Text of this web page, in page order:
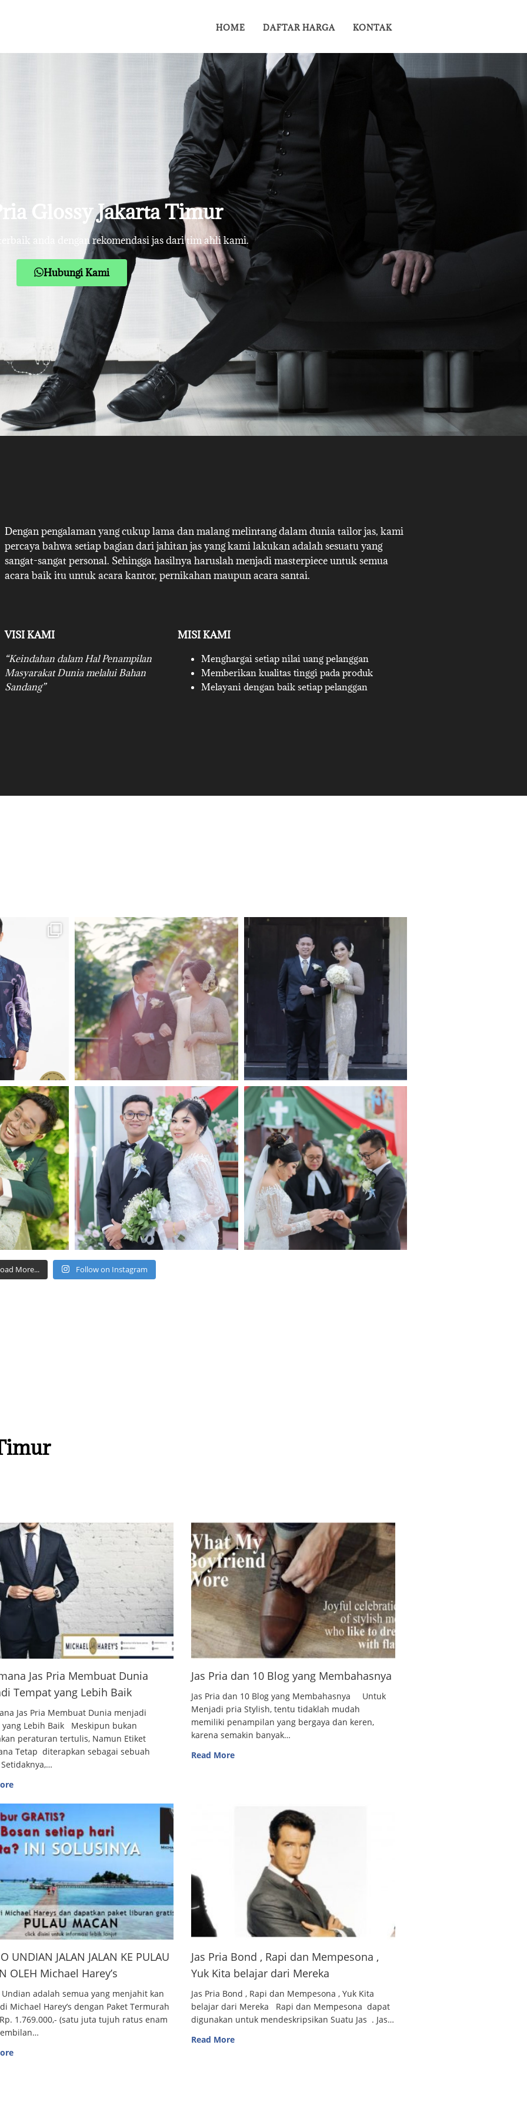
HOME DAFTAR HARGA KONTAK
Glossy Jakarta Timur
anda dengan rekomendasi jas dari tim ahli kami.
Hubungi Kami
Dengan pengalaman yang cukup lama dan malang melintang dalam dunia tailor jas, kami
percaya bahwa setiap bagian dari jahitan jas yang kami lakukan adalah sesuatu yang
sangat-sangat personal. Sehingga hasilnya haruslah menjadi masterpiece untuk semua
acara baik itu untuk acara kantor, pernikahan maupun acara santai.
VISI KAMI
“Keindahan dalam Hal Penampilan
Masyarakat Dunia melalui Bahan
Sandang”
MISI KAMI
Menghargai setiap nilai uang pelanggan
Memberikan kualitas tinggi pada produk
Melayani dengan baik setiap pelanggan
More... Follow on Instagram
Jas Pria Membuat Dunia
Tempat yang Lebih Baik
Jas Pria Membuat Dunia menjadi
yang Lebih Baik Meskipun bukan
peraturan tertulis, Namun Etiket
Tetap diterapkan sebagai sebuah
Jas Pria dan 10 Blog yang Membahasnya
Jas Pria dan 10 Blog yang Membahasnya Untuk
Menjadi pria Stylish, tentu tidaklah mudah
memiliki penampilan yang bergaya dan keren,
karena semakin banyak…
Read More
UNDIAN JALAN JALAN KE PULAU
OLEH Michael Harey’s
Undian adalah semua yang menjahit kan
Michael Harey’s dengan Paket Termurah
1.769.000,- (satu juta tujuh ratus enam
Jas Pria Bond , Rapi dan Mempesona ,
Yuk Kita belajar dari Mereka
Jas Pria Bond , Rapi dan Mempesona , Yuk Kita
belajar dari Mereka Rapi dan Mempesona dapat
digunakan untuk mendeskripsikan Suatu Jas . Jas…
Read More